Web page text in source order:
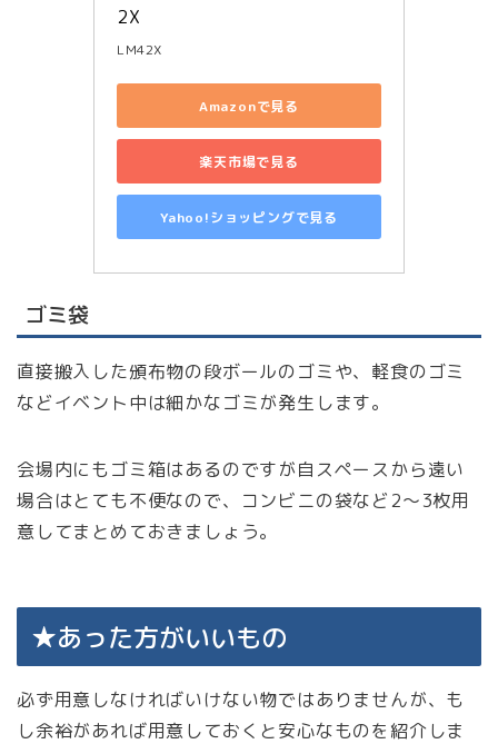
2X
LM42X
Amazonで見る
楽天市場で見る
Yahoo!ショッピングで見る
ゴミ袋
直接搬入した頒布物の段ボールのゴミや、軽食のゴミ
などイベント中は細かなゴミが発生します。
会場内にもゴミ箱はあるのですが自スペースから遠い
場合はとても不便なので、コンビニの袋など2〜3枚用
意してまとめておきましょう。
★あった方がいいもの
必ず用意しなければいけない物ではありませんが、も
し余裕があれば用意しておくと安心なものを紹介しま